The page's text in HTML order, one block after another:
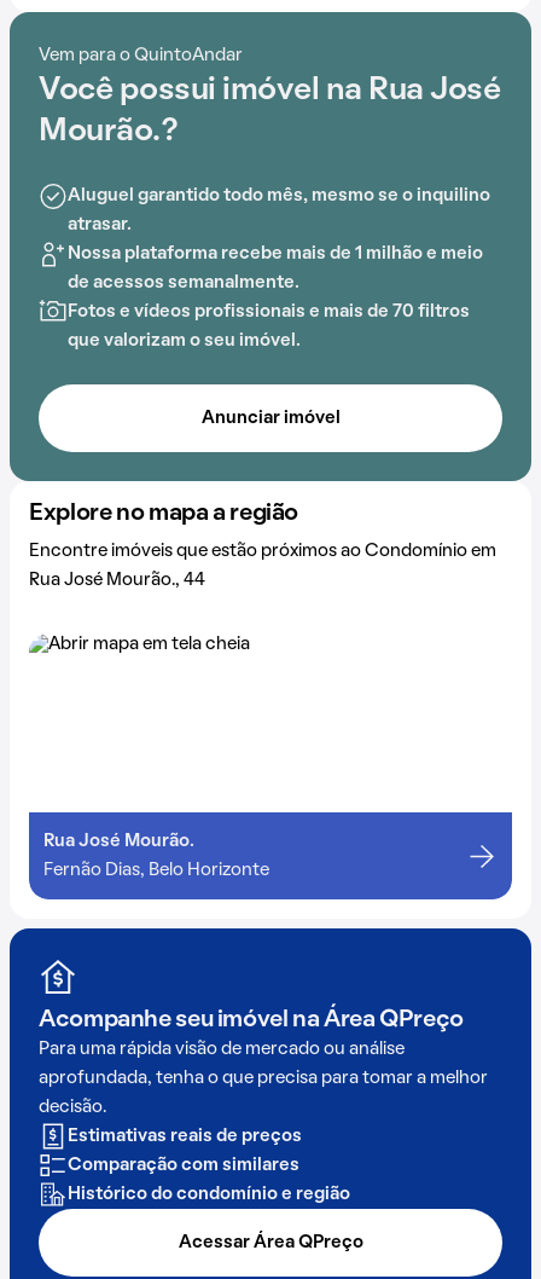
Matinha, Centro de Tecnologia SENAI CETEC e
Os moradores contam com um espaço que reúne
segurança e conforto. Dentro deste condomínio, é
cenário perfeito para quem deseja morar bem.
Vem para o QuintoAndar
Você possui imóvel na Rua José
Mourão.?
Aluguel garantido todo mês, mesmo se o inquilino
atrasar.
Nossa plataforma recebe mais de 1 milhão e meio
de acessos semanalmente.
Fotos e vídeos profissionais e mais de 70 filtros
que valorizam o seu imóvel.
Anunciar imóvel
Explore no mapa a região
Encontre imóveis que estão próximos ao Condomínio em
Rua José Mourão., 44
Rua José Mourão.
Fernão Dias, Belo Horizonte
Acompanhe seu imóvel na Área QPreço
Para uma rápida visão de mercado ou análise
aprofundada, tenha o que precisa para tomar a melhor
decisão.
Estimativas reais de preços
Comparação com similares
Histórico do condomínio e região
Acessar Área QPreço